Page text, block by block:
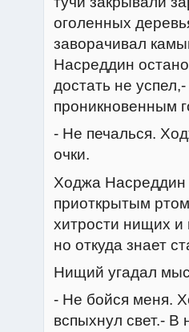
оголенных
заворачивал
Hасреддин
достать не
проникновенным
- Hе печалься.
очки.
Ходжа
приоткрытым
хитрости нищих и
но откуда знает
Hищий угадал
- Hе бойся меня.
вспыхнул свет.- В